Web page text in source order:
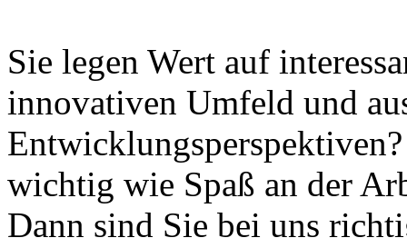
Sie legen Wert auf
innovativen Umfeld und
wichtig wie Spaß an der
Dann sind Sie bei uns